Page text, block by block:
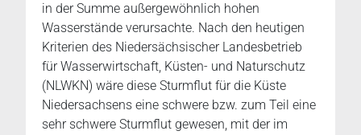
in der Summe außergewöhnlich hohen
Wasserstände verursachte. Nach den heutigen
Kriterien des Niedersächsischer Landesbetrieb
für Wasserwirtschaft, Küsten- und Naturschutz
(NLWKN) wäre diese Sturmflut für die Küste
Niedersachsens eine schwere bzw. zum Teil eine
sehr schwere Sturmflut gewesen, mit der im